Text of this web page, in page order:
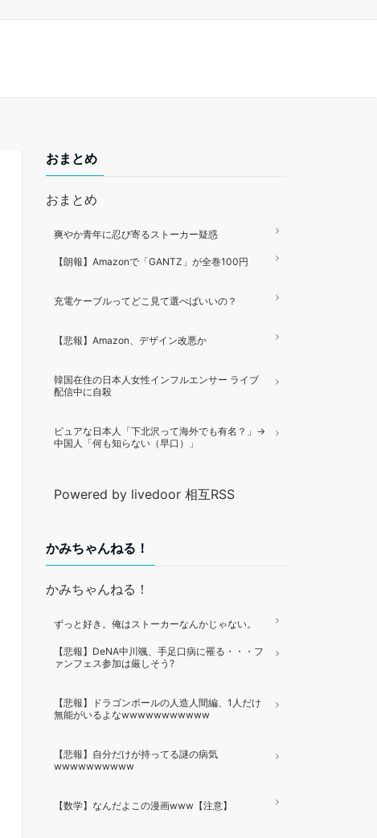
おまとめ
おまとめ
爽やか青年に忍び寄るストーカー疑惑
【朗報】Amazonで「GANTZ」が全巻100円
充電ケーブルってどこ見て選べばいいの？
【悲報】Amazon、デザイン改悪か
韓国在住の日本人女性インフルエンサー ライブ
配信中に自殺
ピュアな日本人「下北沢って海外でも有名？」→
中国人「何も知らない（早口）」
Powered by livedoor 相互RSS
かみちゃんねる！
かみちゃんねる！
ずっと好き。俺はストーカーなんかじゃない。
【悲報】DeNA中川颯、手足口病に罹る・・・フ
ァンフェス参加は厳しそう?
【悲報】ドラゴンボールの人造人間編、1人だけ
無能がいるよなwwwwwwwwwww
【悲報】自分だけが持ってる謎の病気
wwwwwwwwww
【数学】なんだよこの漫画www【注意】